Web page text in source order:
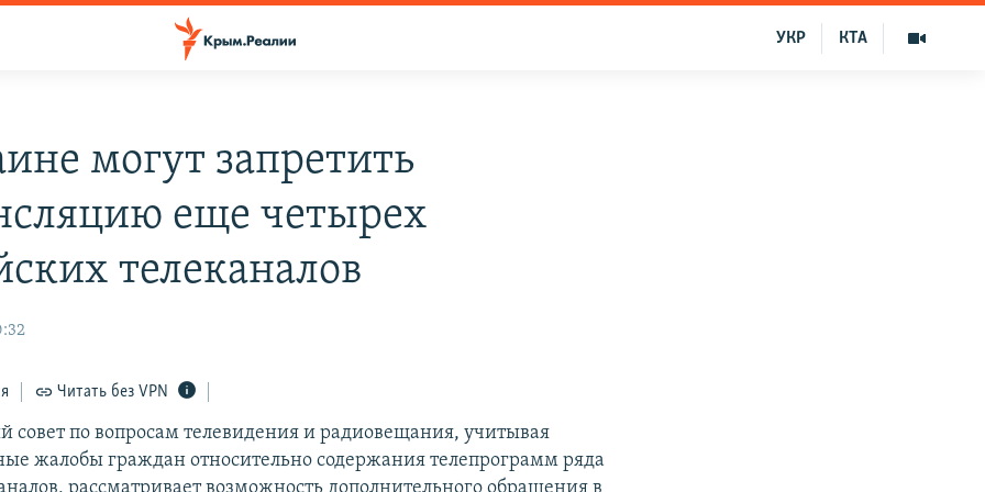
КТА
УКР
могут запретить
еще четырех
телеканалов
Читать без VPN
совет по вопросам телевидения и радиовещания, учитывая
жалобы граждан относительно содержания телепрограмм ряда